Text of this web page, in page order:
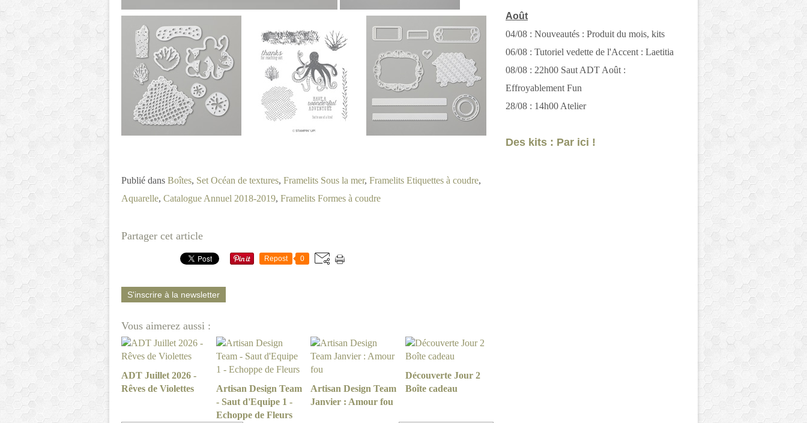
Publié dans Boîtes, Set Océan de textures, Framelits Sous la mer, Framelits Etiquettes à coudre,
Aquarelle, Catalogue Annuel 2018-2019, Framelits Formes à coudre
Partager cet article
Repost 0
S'inscrire à la newsletter
Vous aimerez aussi :
ADT Juillet 2026 -
Rêves de Violettes
Artisan Design Team
- Saut d'Equipe 1 -
Echoppe de Fleurs
Artisan Design Team
Janvier : Amour fou
Découverte Jour 2
Boîte cadeau
Août
04/08 : Nouveautés : Produit du mois, kits
06/08 : Tutoriel vedette de l'Accent : Laetitia
08/08 : 22h00 Saut ADT Août :
Effroyablement Fun
28/08 : 14h00 Atelier
Des kits : Par ici !